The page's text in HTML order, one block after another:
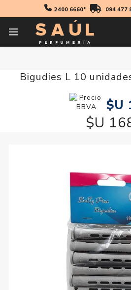
2400 6660* 094 477
Accesorios
Bigudies L 10
$U
$U